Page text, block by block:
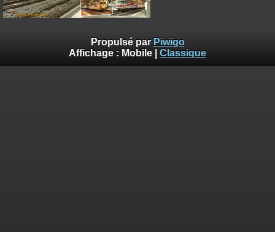
Propulsé par Piwigo
Affichage : Mobile Classique